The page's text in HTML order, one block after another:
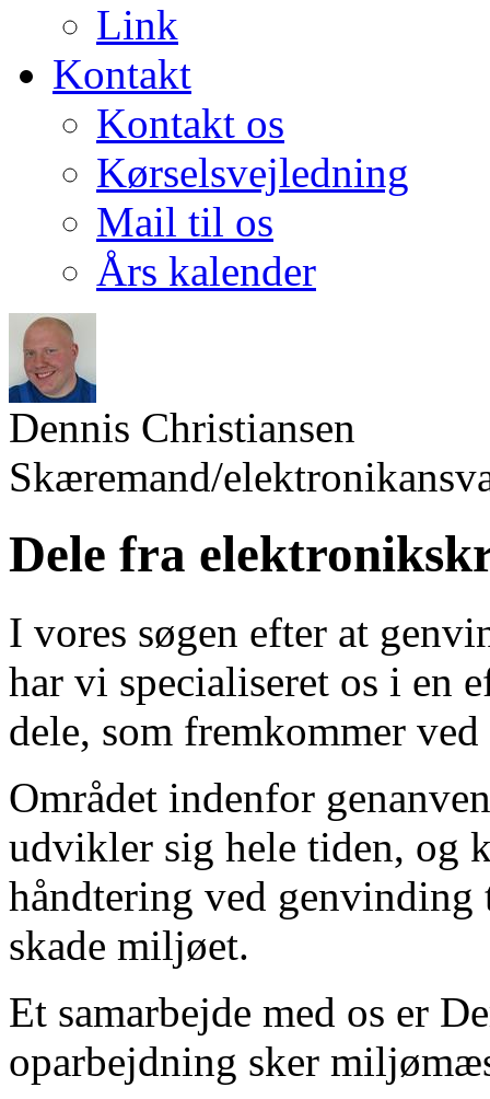
Link
Kontakt
Kontakt os
Kørselsvejledning
Mail til os
Års kalender
Dennis Christiansen
Skæremand/
Dele fra
I vores søgen efter at
har vi specialiseret os i en
dele, som fremkommer
Området indenfor
udvikler sig hele tiden, og
håndtering ved genvinding
skade miljøet.
Et samarbejde med os er
oparbejdning sker